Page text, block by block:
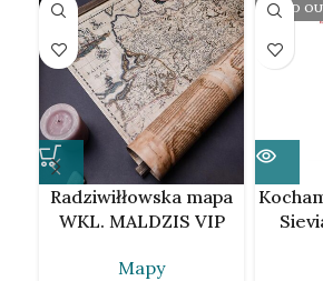
Radziwiłłowska mapa
WKL. MALDZIS VIP
Mapy
SOLD